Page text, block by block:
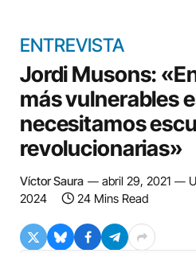
ENTREVISTA
Jordi Musons:
más vulnerables
necesitamos
revolucionarias»
Víctor Saura abril 29, 2021
2024
24 Mins Read